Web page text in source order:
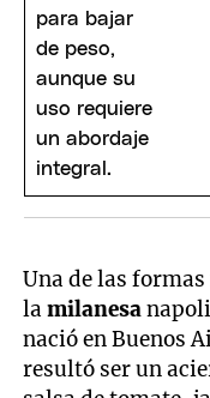
Una de las
lamilanesa
nació en Buenos
resultó ser un